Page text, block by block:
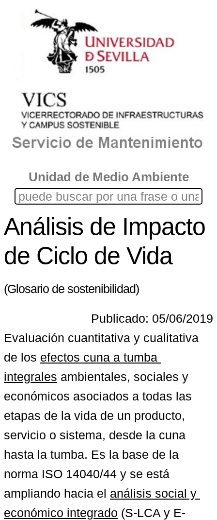
Unidad de Medio Ambiente
Análisis de Impacto
de Ciclo de Vida
(Glosario de sostenibilidad)
Publicado: 05/06/2019
Evaluación cuantitativa y cualitativa
de los efectos cuna a tumba
integrales ambientales, sociales y
económicos asociados a todas las
etapas de la vida de un producto,
servicio o sistema, desde la cuna
hasta la tumba. Es la base de la
norma ISO 14040/44 y se está
ampliando hacia el análisis social y
económico integrado (S-LCA y E-